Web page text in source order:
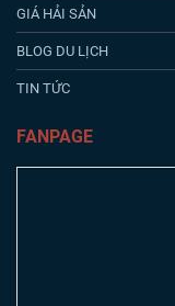
GIÁ HẢI SẢN
BLOG DU LỊCH
TIN TỨC
FANPAGE